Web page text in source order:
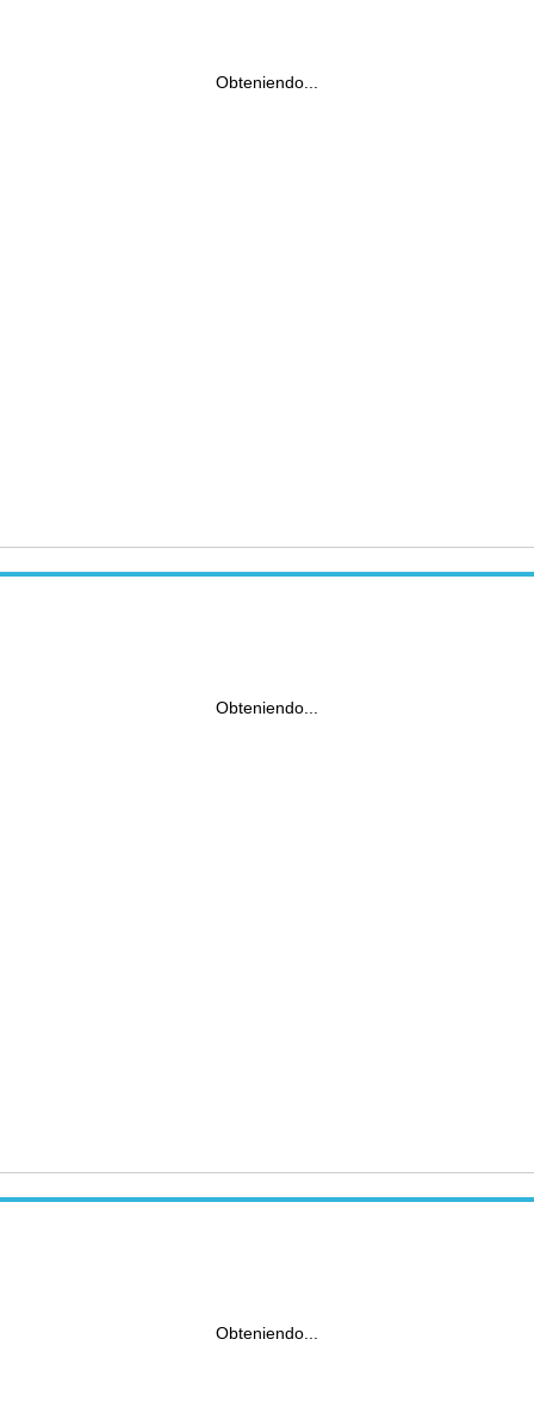
Obteniendo...
Obteniendo...
Obteniendo...